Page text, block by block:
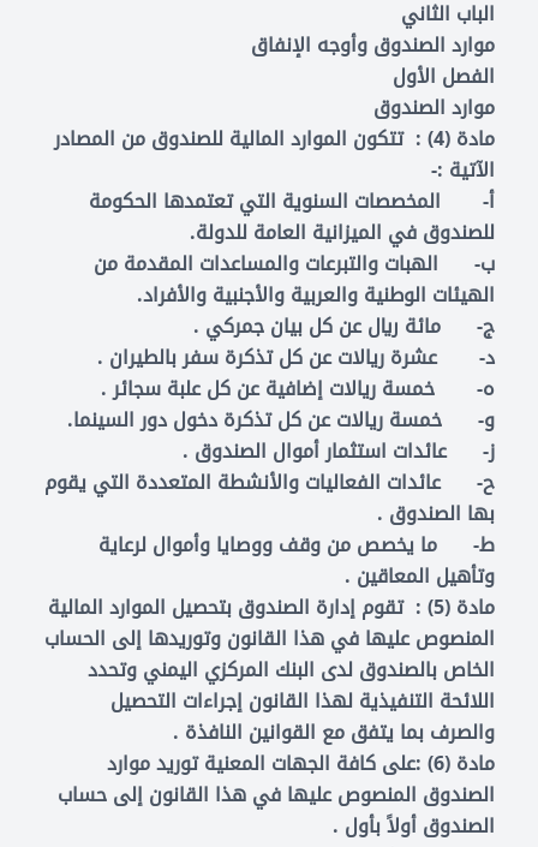
الباب الثاني
موارد الصندوق وأوجه الإنفاق
الفصل الأول
موارد الصندوق
مادة (4) : تتكون الموارد المالية للصندوق من المصادر
الآتية :-
‌أ- المخصصات السنوية التي تعتمدها الحكومة
للصندوق في الميزانية العامة للدولة.
‌ب- الهبات والتبرعات والمساعدات المقدمة من
الهيئات الوطنية والعربية والأجنبية والأفراد.
‌ج- مائة ريال عن كل بيان جمركي .
‌د- عشرة ريالات عن كل تذكرة سفر بالطيران .
‌ه- خمسة ريالات إضافية عن كل علبة سجائر .
‌و- خمسة ريالات عن كل تذكرة دخول دور السينما.
‌ز- عائدات استثمار أموال الصندوق .
‌ح- عائدات الفعاليات والأنشطة المتعددة التي يقوم
بها الصندوق .
‌ط- ما يخصص من وقف ووصايا وأموال لرعاية
وتأهيل المعاقين .
مادة (5) : تقوم إدارة الصندوق بتحصيل الموارد المالية
المنصوص عليها في هذا القانون وتوريدها إلى الحساب
الخاص بالصندوق لدى البنك المركزي اليمني وتحدد
اللائحة التنفيذية لهذا القانون إجراءات التحصيل
والصرف بما يتفق مع القوانين النافذة .
مادة (6) :على كافة الجهات المعنية توريد موارد
الصندوق المنصوص عليها في هذا القانون إلى حساب
الصندوق أولاً بأول .